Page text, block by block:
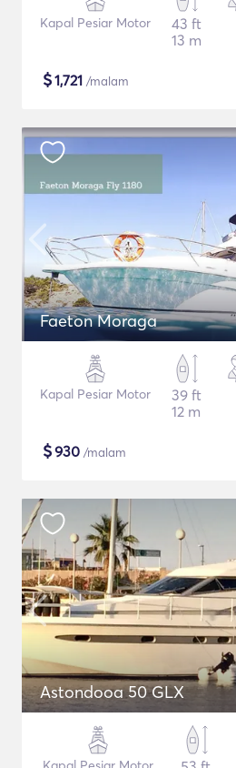
Kapal Pesiar Motor
43 ft
13 m
$1,721 /malam
Faeton Moraga
Kapal Pesiar Motor
39 ft
12 m
$930 /malam
Astondooa 50 GLX